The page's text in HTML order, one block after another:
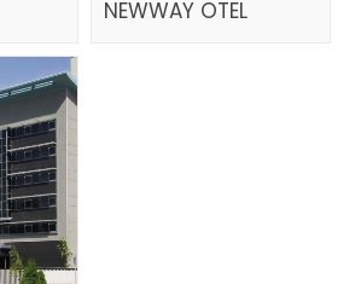
NEWWAY OTEL